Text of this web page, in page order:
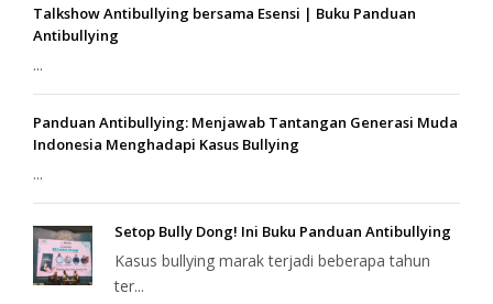
Talkshow Antibullying bersama Esensi | Buku Panduan
Antibullying
...
Panduan Antibullying: Menjawab Tantangan Generasi Muda
Indonesia Menghadapi Kasus Bullying
...
Setop Bully Dong! Ini Buku Panduan Antibullying
Kasus bullying marak terjadi beberapa tahun
ter...